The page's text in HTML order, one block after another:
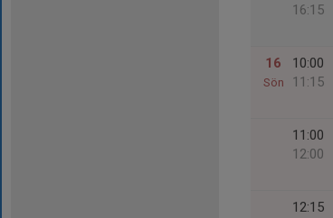
16:15
16
Sön
10:00
11:15
11:00
12:00
12:15